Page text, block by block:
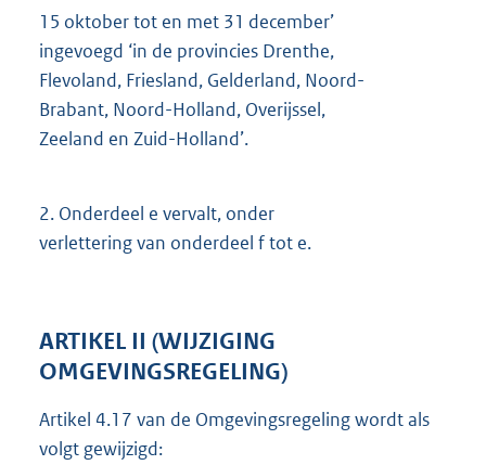
15 oktober tot en met 31 december’
ingevoegd ‘in de provincies Drenthe,
Flevoland, Friesland, Gelderland, Noord-
Brabant, Noord-Holland, Overijssel,
Zeeland en Zuid-Holland’.
2. Onderdeel e vervalt, onder
verlettering van onderdeel f tot e.
ARTIKEL II (WIJZIGING
OMGEVINGSREGELING)
Artikel 4.17 van de Omgevingsregeling wordt als
volgt gewijzigd: